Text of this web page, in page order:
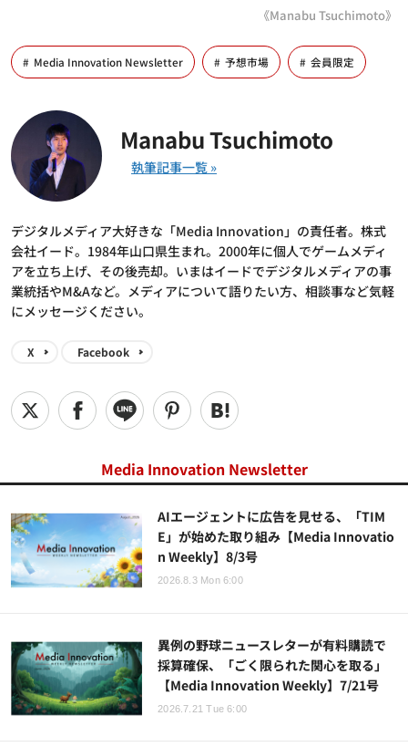
《Manabu Tsuchimoto》
Media Innovation Newsletter 予想市場 会員限定
Manabu Tsuchimoto
デジタルメディア大好きな「Media Innovation」の責任者。株式
会社イード。1984年山口県生まれ。2000年に個人でゲームメディ
アを立ち上げ、その後売却。いまはイードでデジタルメディアの事
業統括やM&Aなど。メディアについて語りたい方、相談事など気軽
にメッセージください。
X Facebook
Media Innovation Newsletter
AIエージェントに広告を見せる、「TIM
E」が始めた取り組み【Media Innovatio
n Weekly】8/3号
2026.8.3 Mon 6:00
異例の野球ニュースレターが有料購読で
採算確保、「ごく限られた関心を取る」
【Media Innovation Weekly】7/21号
2026.7.21 Tue 6:00